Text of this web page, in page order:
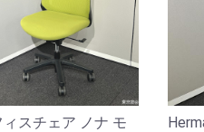
スチェア ノナ モ